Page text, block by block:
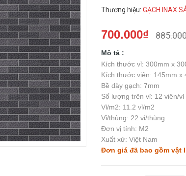
Thương hiệu: GẠCH INAX
700.000₫
Mô tả :
Kích thước vỉ: 300mm x
Kích thước viên: 145mm x
Bề dày gạch: 7mm
Số lượng trên vỉ: 12 viên/vỉ
Vỉ/m2: 11.2 vỉ/m2
Vỉ/thùng: 22 vỉ/thùng
Đơn vị tính: M2
Xuất xứ: Việt Nam
Đơn giá đã bao gồm vật